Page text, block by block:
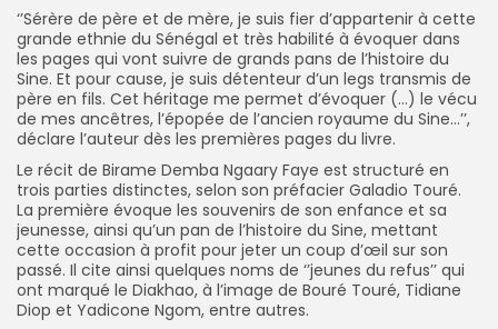
‘’Sérère de père et de mère, je suis fier d’appartenir à cette
grande ethnie du Sénégal et très habilité à évoquer dans
les pages qui vont suivre de grands pans de l’histoire du
Sine. Et pour cause, je suis détenteur d’un legs transmis de
père en fils. Cet héritage me permet d’évoquer (…) le vécu
de mes ancêtres, l’épopée de l’ancien royaume du Sine…’’,
déclare l’auteur dès les premières pages du livre.
Le récit de Birame Demba Ngaary Faye est structuré en
trois parties distinctes, selon son préfacier Galadio Touré.
La première évoque les souvenirs de son enfance et sa
jeunesse, ainsi qu’un pan de l’histoire du Sine, mettant
cette occasion à profit pour jeter un coup d’œil sur son
passé. Il cite ainsi quelques noms de ‘’jeunes du refus’’ qui
ont marqué le Diakhao, à l’image de Bouré Touré, Tidiane
Diop et Yadicone Ngom, entre autres.